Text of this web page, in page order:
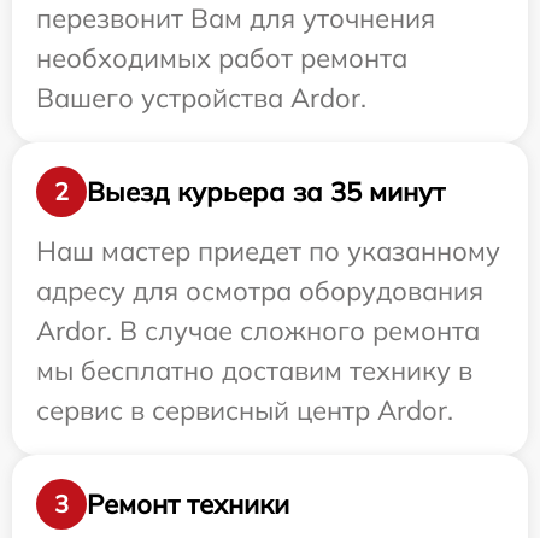
перезвонит Вам для уточнения
необходимых работ ремонта
Вашего устройства Ardor.
2
Выезд курьера за 35 минут
Наш мастер приедет по указанному
адресу для осмотра оборудования
Ardor. В случае сложного ремонта
мы бесплатно доставим технику в
сервис в сервисный центр Ardor.
3 Ремонт техники